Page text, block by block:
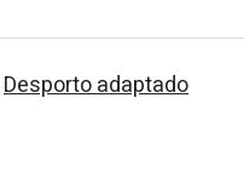
Desporto adaptado